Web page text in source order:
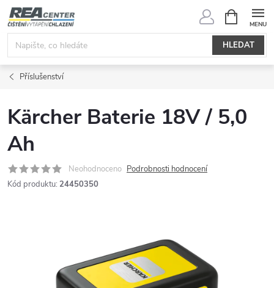
Přejít
na
obsah
HLEDAT
NÁKUPNÍ
KOŠÍK
Příslušenství
Kärcher Baterie 18V / 5,0
Ah
Neohodnoceno Podrobnosti hodnocení
Kód produktu: 24450350